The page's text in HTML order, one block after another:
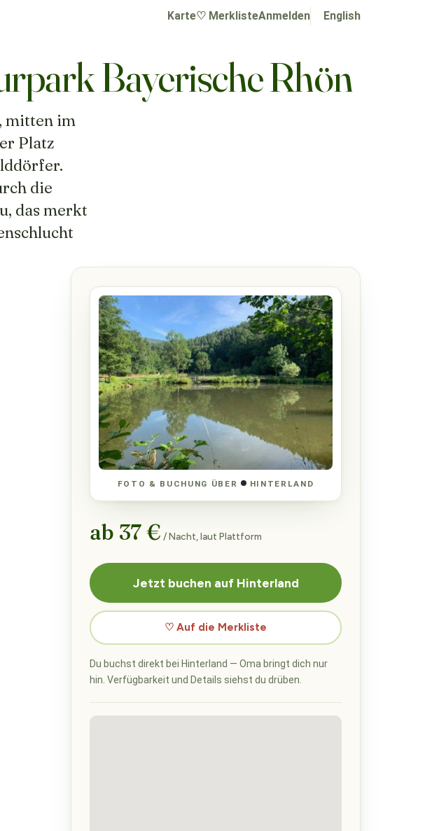
Karte♡ MerklisteAnmelden English
Bayerische Rhön
mitten im
Platz
die
das merkt
FOTO & BUCHUNG ÜBER HINTERLAND
ab 37 € / Nacht, laut Plattform
Jetzt buchen auf Hinterland
♡ Auf die Merkliste
Du buchst direkt bei Hinterland — Oma bringt dich nur
hin. Verfügbarkeit und Details siehst du drüben.